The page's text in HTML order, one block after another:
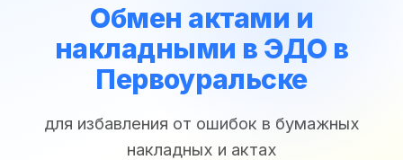
Обмен актами и
накладными в ЭДО в
Первоуральске
для избавления от ошибок в бумажных
накладных и актах